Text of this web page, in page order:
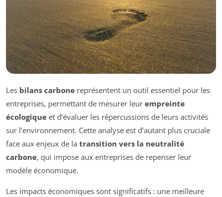
Les bilans carbone représentent un outil essentiel pour les
entreprises, permettant de mesurer leur empreinte
écologique et d’évaluer les répercussions de leurs activités
sur l’environnement. Cette analyse est d’autant plus cruciale
face aux enjeux de la transition vers la neutralité
carbone, qui impose aux entreprises de repenser leur
modèle économique.
Les impacts économiques sont significatifs : une meilleure